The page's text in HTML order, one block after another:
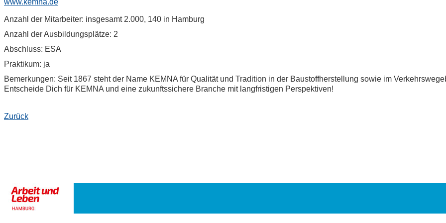
www.kemna.de
Anzahl der Mitarbeiter: insgesamt 2.000, 140 in Hamburg
Anzahl der Ausbildungsplätze: 2
Abschluss: ESA
Praktikum: ja
Bemerkungen: Seit 1867 steht der Name KEMNA für Qualität und Tradition in der Baustoffherstellung sowie im
Entscheide Dich für KEMNA und eine zukunftssichere Branche mit langfristigen Perspektiven!
Zurück